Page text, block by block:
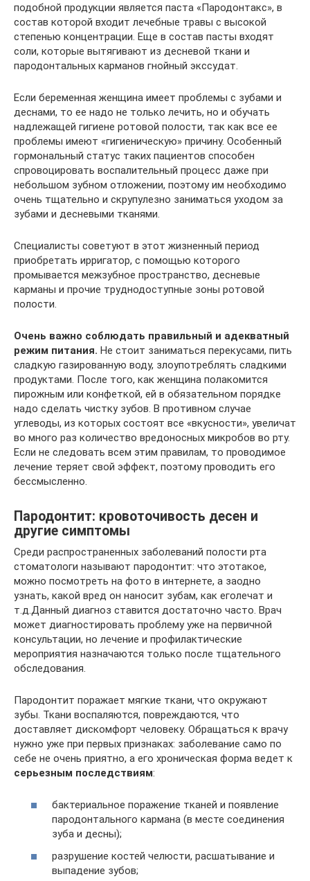
подобной продукции является паста «Пародонтакс», в
состав которой входит лечебные травы с высокой
степенью концентрации. Еще в состав пасты входят
соли, которые вытягивают из десневой ткани и
пародонтальных карманов гнойный экссудат.
Если беременная женщина имеет проблемы с зубами и
деснами, то ее надо не только лечить, но и обучать
надлежащей гигиене ротовой полости, так как все ее
проблемы имеют «гигиеническую» причину. Особенный
гормональный статус таких пациентов способен
спровоцировать воспалительный процесс даже при
небольшом зубном отложении, поэтому им необходимо
очень тщательно и скрупулезно заниматься уходом за
зубами и десневыми тканями.
Специалисты советуют в этот жизненный период
приобретать ирригатор, с помощью которого
промывается межзубное пространство, десневые
карманы и прочие труднодоступные зоны ротовой
полости.
Очень важно соблюдать правильный и адекватный
режим питания. Не стоит заниматься перекусами, пить
сладкую газированную воду, злоупотреблять сладкими
продуктами. После того, как женщина полакомится
пирожным или конфеткой, ей в обязательном порядке
надо сделать чистку зубов. В противном случае
углеводы, из которых состоят все «вкусности», увеличат
во много раз количество вредоносных микробов во рту.
Если не следовать всем этим правилам, то проводимое
лечение теряет свой эффект, поэтому проводить его
бессмысленно.
Пародонтит: кровоточивость десен и
другие симптомы
Среди распространенных заболеваний полости рта
стоматологи называют пародонтит: что этотакое,
можно посмотреть на фото в интернете, а заодно
узнать, какой вред он наносит зубам, как еголечат и
т.д.Данный диагноз ставится достаточно часто. Врач
может диагностировать проблему уже на первичной
консультации, но лечение и профилактические
мероприятия назначаются только после тщательного
обследования.
Пародонтит поражает мягкие ткани, что окружают
зубы. Ткани воспаляются, повреждаются, что
доставляет дискомфорт человеку. Обращаться к врачу
нужно уже при первых признаках: заболевание само по
себе не очень приятно, а его хроническая форма ведет к
серьезным последствиям:
бактериальное поражение тканей и появление
пародонтального кармана (в месте соединения
зуба и десны);
разрушение костей челюсти, расшатывание и
выпадение зубов;